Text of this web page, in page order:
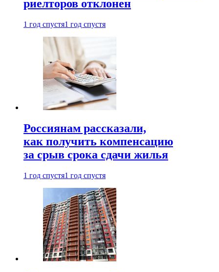
риелторов отклонен
1 год спустя1 год спустя
Россиянам рассказали,
как получить компенсацию
за срыв срока сдачи жилья
1 год спустя1 год спустя